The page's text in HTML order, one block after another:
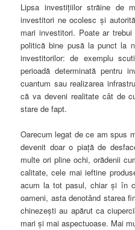
Lipsa investiţiilor străine de
investitori ne ocolesc şi
mari investitori. Poate ar
politică bine pusă la punct la
investitorilor: de exemplu
perioadă determinată pentru
cuantum sau realizarea
că va deveni realitate cât de
stare de fapt.
Oarecum legat de ce am spus
devenit doar o piaţă de
multe ori pline ochi, orădenii
calitate, cele mai ieftine
acum la tot pasul, chiar şi în
oameni, asta denotând starea
chinezeşti au apărut ca
mari şi mai aspectuoase. Mai